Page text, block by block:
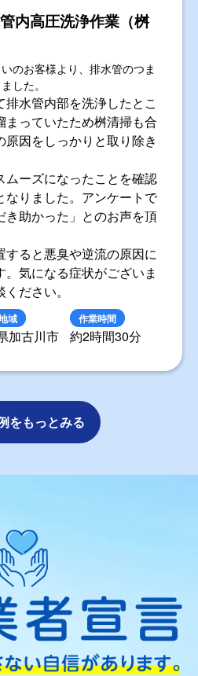
内高圧洗浄作業（桝
のお客様より、排水管のつま
した。
水管内部を洗浄したとこ
まっていたため桝清掃も合
因をしっかりと取り除き
ムーズになったことを確認
なりました。アンケートで
き助かった」とのお声を頂
ると悪臭や逆流の原因に
気になる症状がございま
ださい。
域
加古川市
作業時間
約2時間30分
をもっとみる